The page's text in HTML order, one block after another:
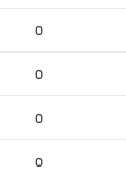
0
0
0
0